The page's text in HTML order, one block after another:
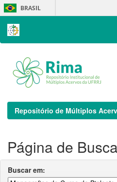
Skip
navigation
BRASIL
Repositório de Múltiplos
Página de Busca
Buscar em: